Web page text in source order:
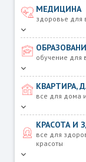
МЕДИЦИНА
здоровье для
обучение для
КВАРТИРА,
все для дома
КРАСОТА И
все для
красоты